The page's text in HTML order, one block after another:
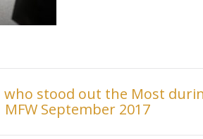
who stood out the Most
MFW September 2017